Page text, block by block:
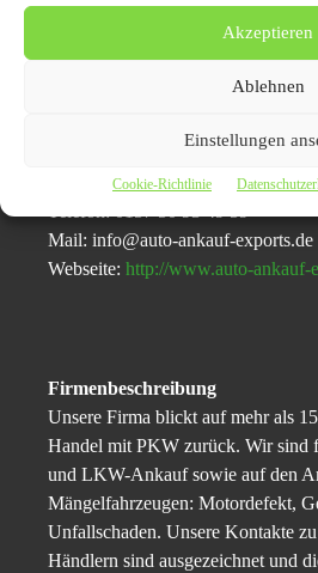
Akzeptieren
Ablehnen
Einstellungen
Cookie-Richtlinie
Pressekontaktdaten:
Autoankauf Exports
Mail: info@auto-ankauf-exports.de
Webseite: http://www.auto-ankauf-
Firmenbeschreibung
Unsere Firma blickt auf mehr als
Handel mit PKW zurück. Wir sind
und LKW-Ankauf sowie auf den
Mängelfahrzeugen: Motordefekt,
Unfallschaden. Unsere Kontakte
Händlern sind ausgezeichnet und